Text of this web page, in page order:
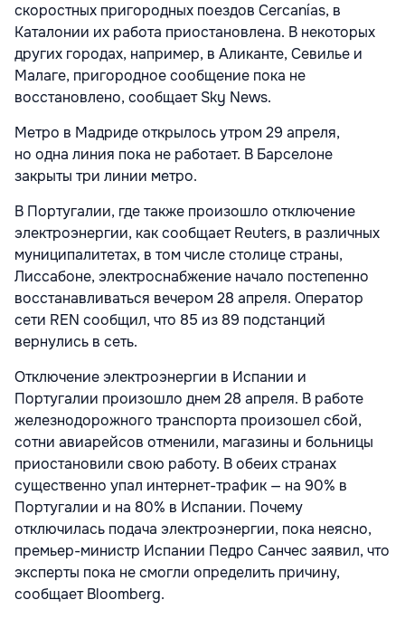
скоростных пригородных поездов Cercanías, в
Каталонии их работа приостановлена. В некоторых
других городах, например, в Аликанте, Севилье и
Малаге, пригородное сообщение пока не
восстановлено, сообщает Sky News.
Метро в Мадриде открылось утром 29 апреля,
но одна линия пока не работает. В Барселоне
закрыты три линии метро.
В Португалии, где также произошло отключение
электроэнергии, как сообщает Reuters, в различных
муниципалитетах, в том числе столице страны,
Лиссабоне, электроснабжение начало постепенно
восстанавливаться вечером 28 апреля. Оператор
сети REN сообщил, что 85 из 89 подстанций
вернулись в сеть.
Отключение электроэнергии в Испании и
Португалии произошло днем 28 апреля. В работе
железнодорожного транспорта произошел сбой,
сотни авиарейсов отменили, магазины и больницы
приостановили свою работу. В обеих странах
существенно упал интернет-трафик — на 90% в
Португалии и на 80% в Испании. Почему
отключилась подача электроэнергии, пока неясно,
премьер-министр Испании Педро Санчес заявил, что
эксперты пока не смогли определить причину,
сообщает Bloomberg.